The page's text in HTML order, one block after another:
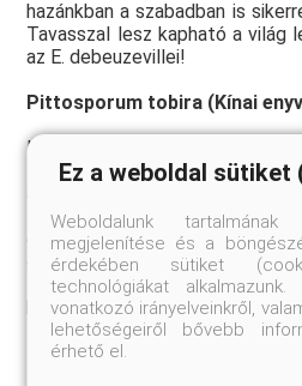
hazánkban a szabadban is
Tavasszal lesz kapható a világ
az E. debeuzevillei!
Pittosporum tobira (Kínai
Kínában és Japánban honos
tojásdad levelei csillogóan
árnyékos, illetve napfényes
fejlődik, mínusz 5 fok körüli
elvisel. Megfelelő vízellátás
de a szárazságot is jól tűri.
fehér virágai igen kellemes,
hasonló illatúak.
Trachycarpus fortunei
Ez a weboldal sütiket
Weboldalunk
megjelenítése és a
érdekében sütiket
technológiákat
vonatkozó irányelveinkről,
lehetőségeiről bővebb
érhető el.